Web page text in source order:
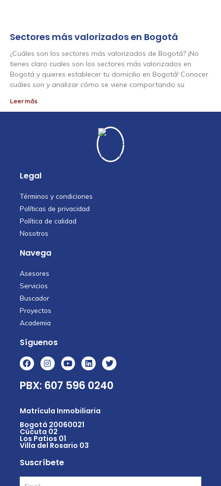
Sectores más valorizados en Bogotá
¿Cuáles son los sectores más valorizados de Bogotá? ¡No
tienes claro cuales son los sectores más valorizados en
Bogotá y quieres establecer tu domicilio en Bogotá! Conocer
cuáles son y analizar cómo se viene comportando su
Leer más
Legal
Términos y condiciones
Políticas de privacidad
Política de calidad
Nosotros
Navega
Asesores
Servicios
Buscador
Proyectos
Academia
Síguenos
PBX: 607 596 0240
Matrícula Inmobiliaria
Bogotá 20060021
Cúcuta 02
Los Patios 01
Villa del Rosario 03
Suscríbete